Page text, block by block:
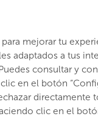
130,75m2útiles
Segunda Mano
construcción:1900
mejorar tu
adaptados a tus
consultar y
en el botón
directamente
clic en el